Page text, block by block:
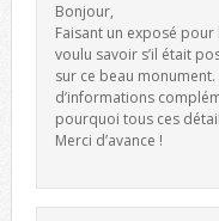
Bonjour,
Faisant un exposé pour
voulu savoir s’il était
sur ce beau
d’informations
pourquoi tous ces
Merci d’avance !